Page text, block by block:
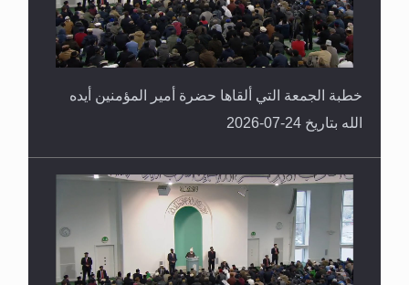
خطبة الجمعة التي ألقاها حضرة أمير المؤمنين أيده
الله بتاريخ 24-07-2026